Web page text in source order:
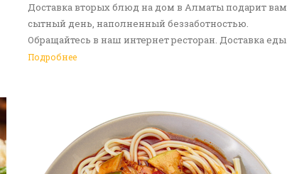
Доставка вторых блюд на дом в Алматы подарит вам
сытный день, наполненный беззаботностью.
Обращайтесь в наш интернет ресторан. Доставка еды
в Алматы - ваш идеальный выбор!
Подробнее